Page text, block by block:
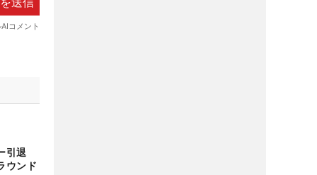
引退
ウンド